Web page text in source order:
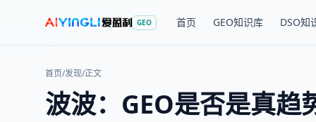
GEO 首页 GEO知识库 DSO知
首页/发现/正文
波波：GEO是否是真趋